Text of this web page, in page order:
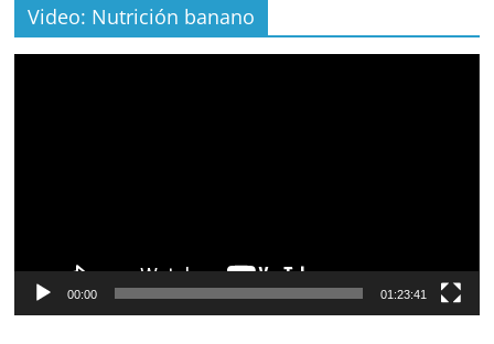
Video: Nutrición banano
00:00 01:23:41